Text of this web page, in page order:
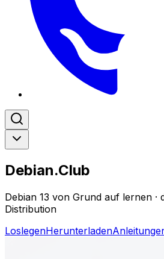
Debian.Club
Debian 13 von Grund auf lernen ·
Distribution
LoslegenHerunterladen